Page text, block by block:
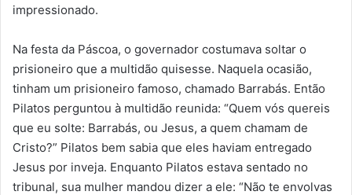
impressionado.
Na festa da Páscoa, o governador costumava soltar o
prisioneiro que a multidão quisesse. Naquela ocasião,
tinham um prisioneiro famoso, chamado Barrabás. Então
Pilatos perguntou à multidão reunida: “Quem vós quereis
que eu solte: Barrabás, ou Jesus, a quem chamam de
Cristo?” Pilatos bem sabia que eles haviam entregado
Jesus por inveja. Enquanto Pilatos estava sentado no
tribunal, sua mulher mandou dizer a ele: “Não te envolvas